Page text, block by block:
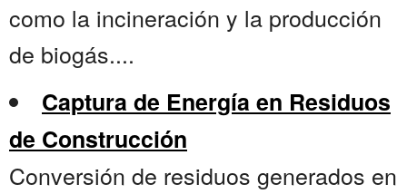
como la incineración y la producción
de biogás....
Captura de Energía en Residuos
de Construcción
Conversión de residuos generados en